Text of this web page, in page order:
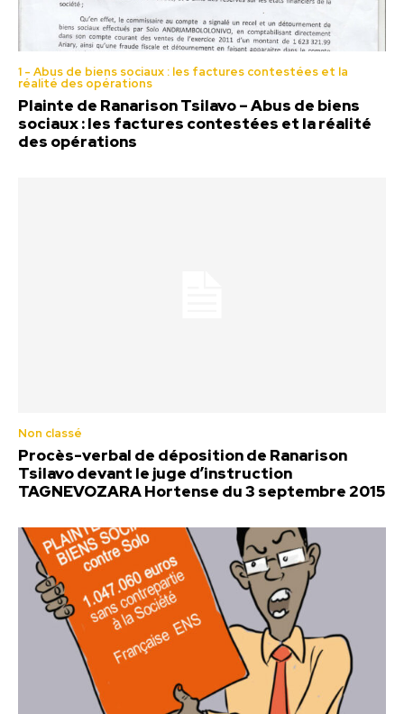
1 - Abus de biens sociaux : les factures contestées et la
réalité des opérations
Plainte de Ranarison Tsilavo – Abus de biens
sociaux : les factures contestées et la réalité
des opérations
Non classé
Procès-verbal de déposition de Ranarison
Tsilavo devant le juge d’instruction
TAGNEVOZARA Hortense du 3 septembre 2015